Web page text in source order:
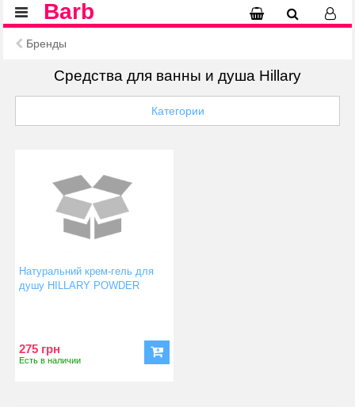
Barb
Бренды
Средства для ванны и душа Hillary
Категории
Натуральний крем-гель для
душу HILLARY POWDER
275 грн
Есть в наличии